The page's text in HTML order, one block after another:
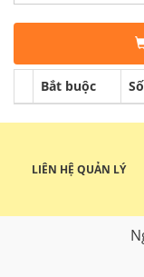
Bắt buộc
LIÊN HỆ QUẢN LÝ